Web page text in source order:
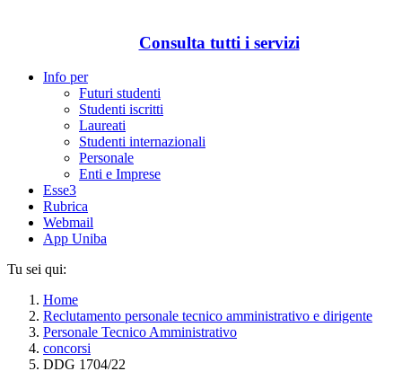
Consulta tutti i servizi
Info per
Futuri studenti
Studenti iscritti
Laureati
Studenti internazionali
Personale
Enti e Imprese
Esse3
Rubrica
Webmail
App Uniba
Tu sei qui:
Home
Reclutamento personale tecnico amministrativo e dirigente
Personale Tecnico Amministrativo
concorsi
DDG 1704/22